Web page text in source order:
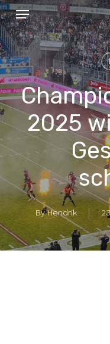
Skip
to
main
content
Menu
2025
By Hendrik